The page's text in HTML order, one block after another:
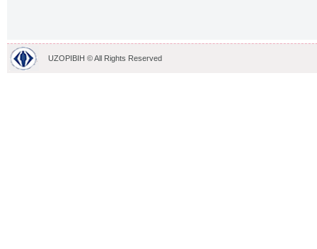
UZOPIBIH © All Rights Reserved